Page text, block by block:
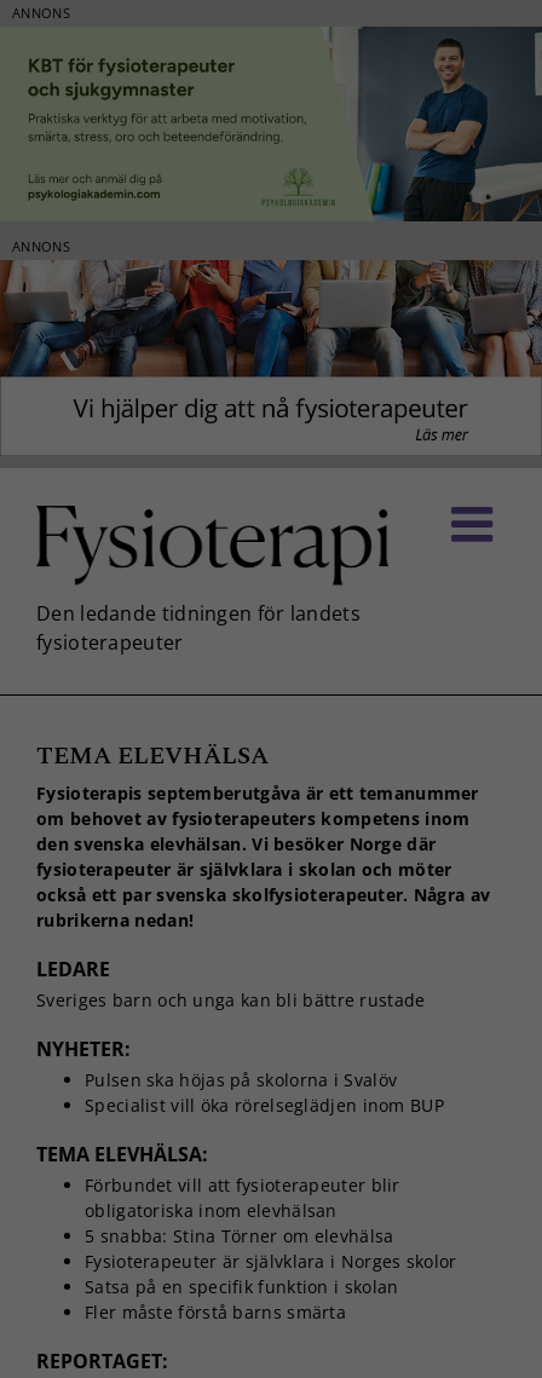
ANNONS
ANNONS
innehållet
TEMA ELEVHÄLSA
Fysioterapis septemberutgåva är ett temanummer
om behovet av fysioterapeuters kompetens inom
den svenska elevhälsan. Vi besöker Norge där
fysioterapeuter är självklara i skolan och möter
också ett par svenska skolfysioterapeuter. Några av
rubrikerna nedan!
LEDARE
Sveriges barn och unga kan bli bättre rustade
NYHETER:
Pulsen ska höjas på skolorna i Svalöv
Specialist vill öka rörelseglädjen inom BUP
TEMA ELEVHÄLSA:
Förbundet vill att fysioterapeuter blir
obligatoriska inom elevhälsan
5 snabba: Stina Törner om elevhälsa
Fysioterapeuter är självklara i Norges skolor
Satsa på en specifik funktion i skolan
Fler måste förstå barns smärta
REPORTAGET: